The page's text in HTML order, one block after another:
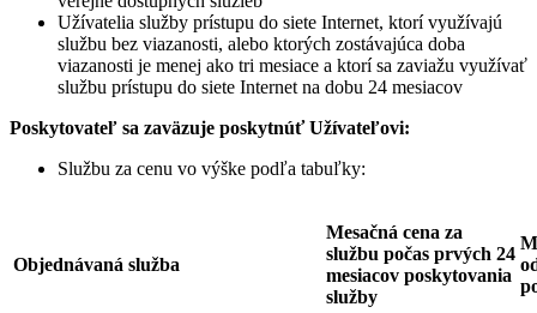
Užívatelia služby prístupu do siete Internet, ktorí využívajú
službu bez viazanosti, alebo ktorých zostávajúca doba
viazanosti je menej ako tri mesiace a ktorí sa zaviažu využívať
službu prístupu do siete Internet na dobu 24 mesiacov
Poskytovateľ sa zaväzuje poskytnúť Užívateľovi:
Službu za cenu vo výške podľa tabuľky:
Objednávaná služba
Mesačná cena za
službu počas prvých 24
mesiacov poskytovania
služby